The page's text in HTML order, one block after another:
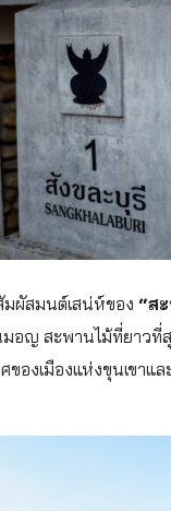
มผัสมนต์เสน่ห์ของ “ส
อญ สะพานไม้ที่ยาวที่สุ
ของเมืองแห่งขุนเขาแ